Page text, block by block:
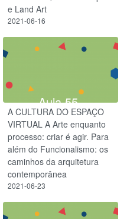
e Land Art
2021-06-16
Aula 55
A CULTURA DO ESPAÇO
VIRTUAL A Arte enquanto
processo: criar é agir. Para
além do Funcionalismo: os
caminhos da arquitetura
contemporânea
2021-06-23